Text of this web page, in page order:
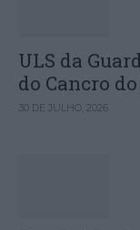
ULS da
do Cancro
30 DE JULHO, 2026